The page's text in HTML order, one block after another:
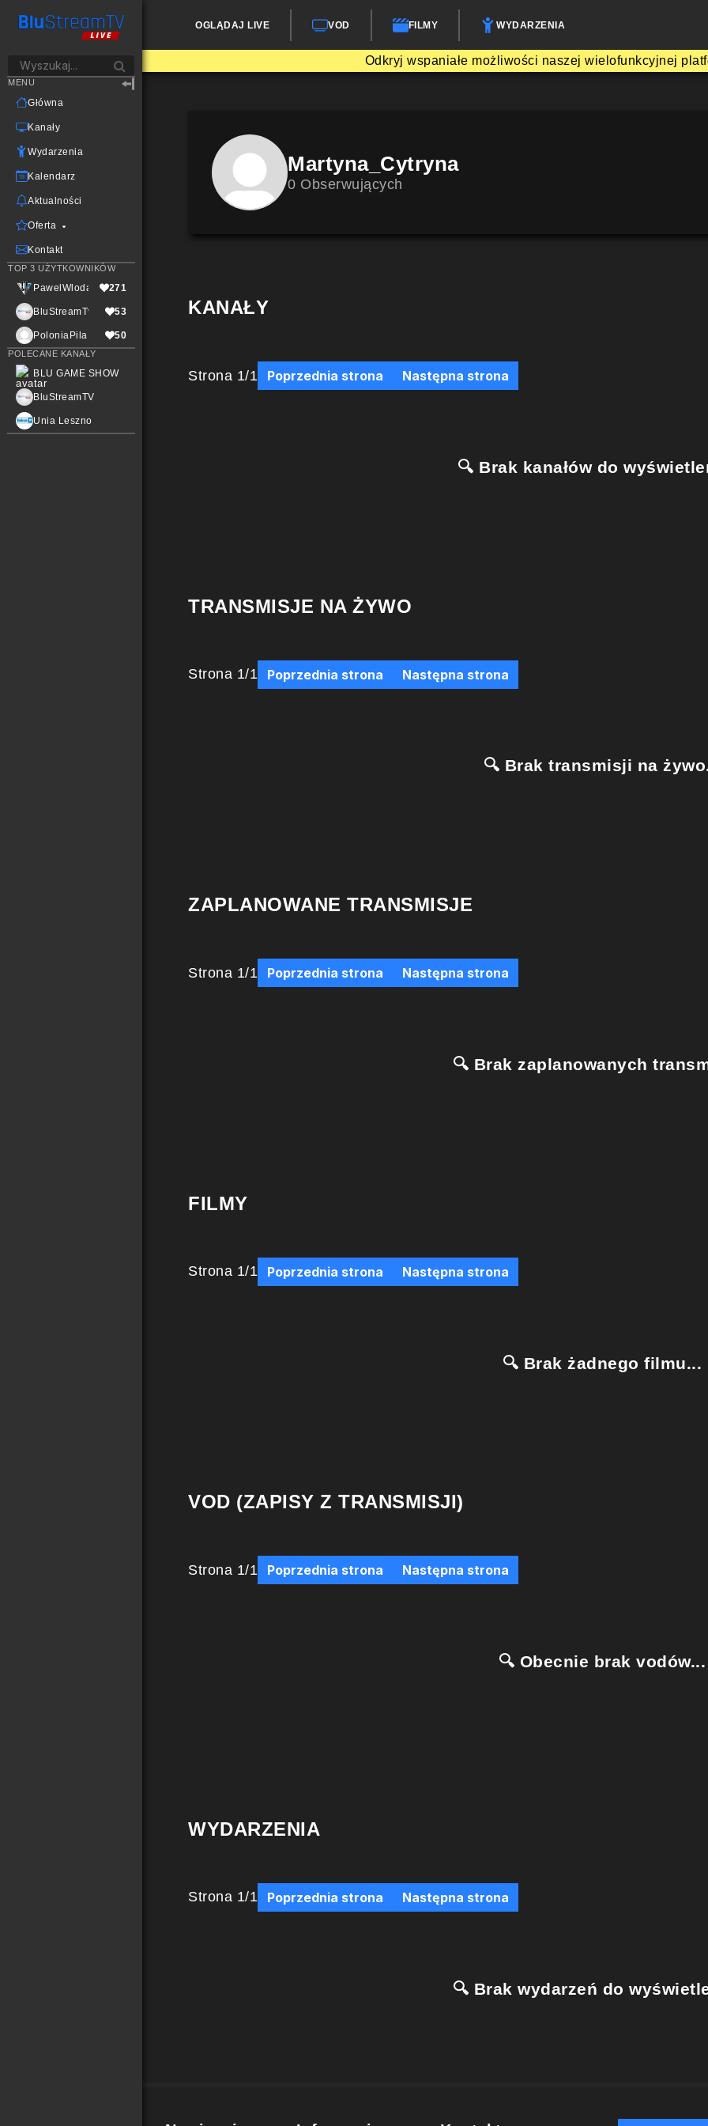
OGLĄDAJ LIVE VOD FILMY WYDARZENIA
Odkryj wspaniałe możliwości naszej wielofunkcyjnej
MENU
Główna
Kanały
Wydarzenia
Kalendarz
Aktualności
Oferta
Kontakt
TOP 3 UŻYTKOWNIKÓW
PawelWlodarczak271
BluStreamTvLive53
PoloniaPila 50
POLECANE KANAŁY
BLU GAME SHOW
BluStreamTV
Unia Leszno
Martyna_Cytryna
0 Obserwujących
KANAŁY
Strona 1/1 Poprzednia strona Następna strona
🔍 Brak kanałów do
TRANSMISJE NA ŻYWO
Strona 1/1 Poprzednia strona Następna strona
🔍 Brak transmisji na
ZAPLANOWANE TRANSMISJE
Strona 1/1 Poprzednia strona Następna strona
🔍 Brak zaplanowanych
FILMY
Strona 1/1 Poprzednia strona Następna strona
🔍 Brak żadnego filmu...
VOD (ZAPISY Z TRANSMISJI)
Strona 1/1 Poprzednia strona Następna strona
🔍 Obecnie brak vodów...
WYDARZENIA
Strona 1/1 Poprzednia strona Następna strona
🔍 Brak wydarzeń do